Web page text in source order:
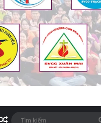
Bài viết ngẫu nhiên